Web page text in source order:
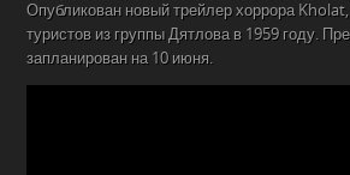
Опубликован новый трейлер хоррора
туристов из группы Дятлова в 1959 году.
запланирован на 10 июня.